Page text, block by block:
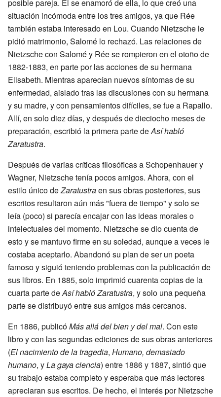
posible pareja. Él se enamoró de ella, lo que creó una
situación incómoda entre los tres amigos, ya que Rée
también estaba interesado en Lou. Cuando Nietzsche le
pidió matrimonio, Salomé lo rechazó. Las relaciones de
Nietzsche con Salomé y Rée se rompieron en el otoño de
1882-1883, en parte por las acciones de su hermana
Elisabeth. Mientras aparecían nuevos síntomas de su
enfermedad, aislado tras las discusiones con su hermana
y su madre, y con pensamientos difíciles, se fue a Rapallo.
Allí, en solo diez días, y después de dieciocho meses de
preparación, escribió la primera parte deAsí habló
Zaratustra.
Después de varias críticas filosóficas a Schopenhauer y
Wagner, Nietzsche tenía pocos amigos. Ahora, con el
estilo único deZaratustraen sus obras posteriores, sus
escritos resultaron aún más "fuera de tiempo" y solo se
leía (poco) si parecía encajar con las ideas morales o
intelectuales del momento. Nietzsche se dio cuenta de
esto y se mantuvo firme en su soledad, aunque a veces le
costaba aceptarlo. Abandonó su plan de ser un poeta
famoso y siguió teniendo problemas con la publicación de
sus libros. En 1885, solo imprimió cuarenta copias de la
cuarta parte deAsí habló Zaratustra, y solo una pequeña
parte se distribuyó entre sus amigos más cercanos.
En 1886, publicóMás allá del bien y del mal. Con este
libro y con las segundas ediciones de sus obras anteriores
(El nacimiento de la tragedia, Humano, demasiado
humano, yLa gaya ciencia) entre 1886 y 1887, sintió que
su trabajo estaba completo y esperaba que más lectores
apreciaran sus escritos. De hecho, el interés por Nietzsche